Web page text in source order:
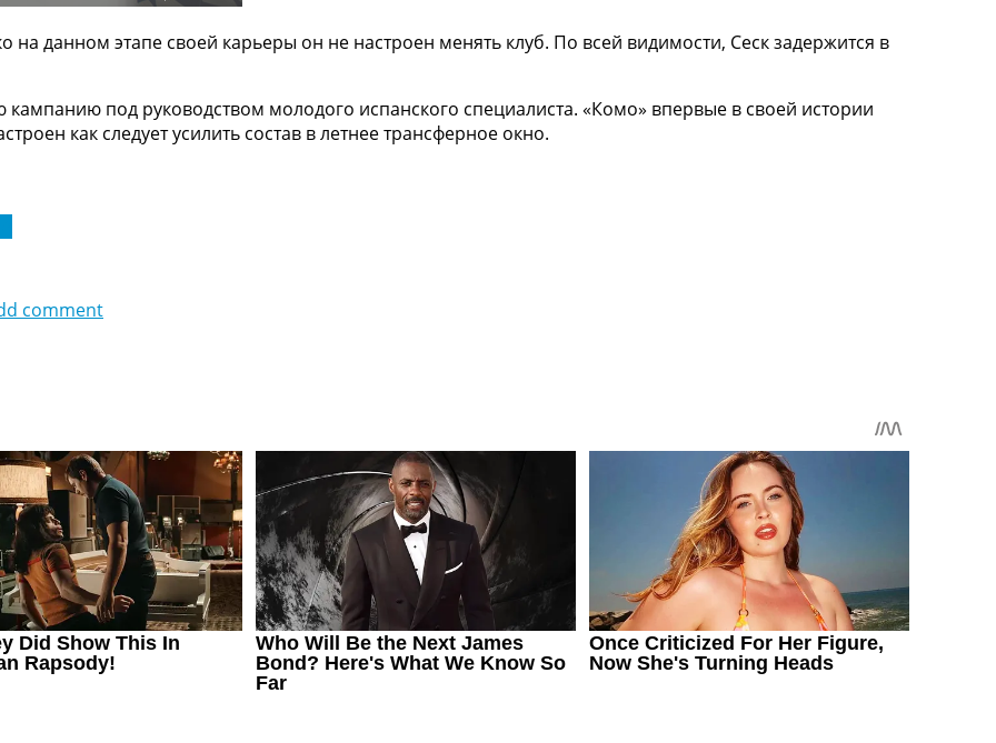
на данном этапе своей карьеры он не настроен менять клуб. По всей видимости, Сеск задержится в
под руководством молодого испанского специалиста. «Комо» впервые в своей истории
как следует усилить состав в летнее трансферное окно.
comment